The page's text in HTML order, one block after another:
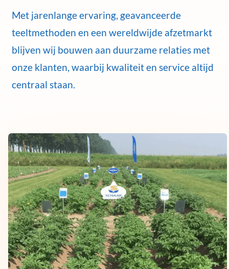
Met jarenlange ervaring, geavanceerde
teeltmethoden en een wereldwijde afzetmarkt
blijven wij bouwen aan duurzame relaties met
onze klanten, waarbij kwaliteit en service altijd
centraal staan.